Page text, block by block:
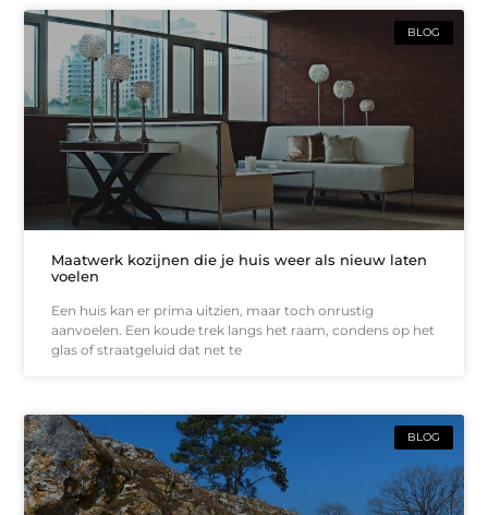
BLOG
Maatwerk kozijnen die je huis weer als nieuw laten
voelen
Een huis kan er prima uitzien, maar toch onrustig
aanvoelen. Een koude trek langs het raam, condens op het
glas of straatgeluid dat net te
BLOG